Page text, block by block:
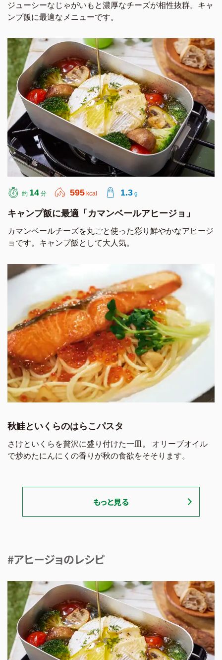
ジューシーなじゃがいもと濃厚なチーズが相性抜群。キャ
ンプ飯に最適なメニューです。
約 14 分 595 kcal 1.3 g
キャンプ飯に最適「カマンベールアヒージョ」
カマンベールチーズを丸ごと使った彩り鮮やかなアヒージ
ョです。キャンプ飯として大人気。
秋鮭といくらのはらこパスタ
さけといくらを贅沢に盛り付けた一皿。 オリーブオイル
で炒めたにんにくの香りが秋の食欲をそそります。
もっと見る
#アヒージョのレシピ